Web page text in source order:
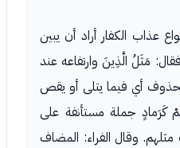
عذاب الكفار أراد أن يبين
مَثَلُ الَّذِينَ وارتفاعه عند
محذوف أي فيما يتلى أو يقص
كَرَمادٍ جملة مستأنفة على
وقال الفراء: المضاف